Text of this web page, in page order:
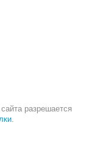
разрешается
.